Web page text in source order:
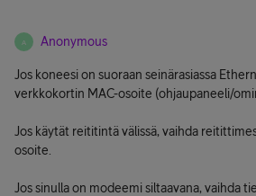
A Anonymous
Jos koneesi on suoraan seinärasiassa
verkkokortin MAC-osoite (ohjaupaneeli/
Jos käytät reititintä välissä, vaihda
osoite.
Jos sinulla on modeemi siltaavana, vaihda